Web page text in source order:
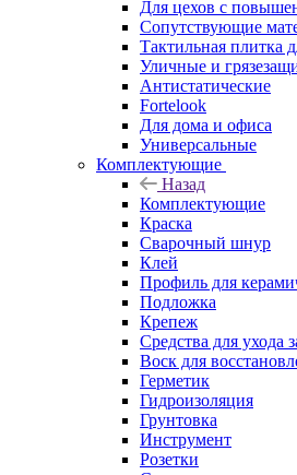
Для цехов с
Сопутствующие
Тактильная плитка
Уличные и
Антистатические
Fortelook
Для дома и офиса
Универсальные
Комплектующие
Назад
Комплектующие
Краска
Сварочный шнур
Клей
Профиль для
Подложка
Крепеж
Средства для ухода
Воск для
Герметик
Гидроизоляция
Грунтовка
Инструмент
Розетки